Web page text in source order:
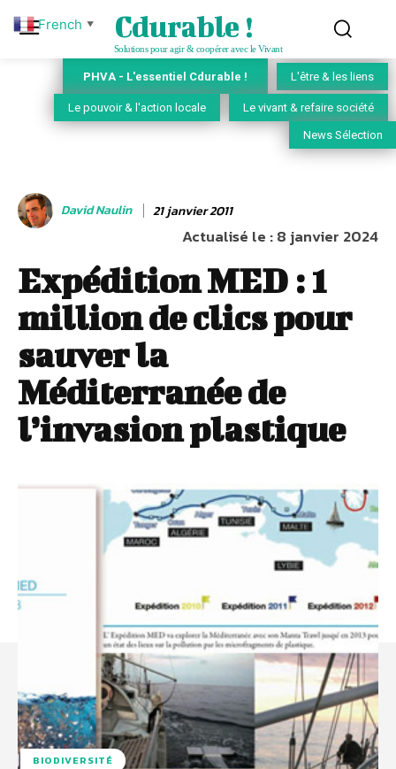
Cdurable !
Solutions pour agir & coopérer avec le Vivant
PHVA - L'essentiel Cdurable ! L'être & les liens
Le pouvoir & l'action locale Le vivant & refaire société
News Sélection
David Naulin 21 janvier 2011
Actualisé le :8 janvier 2024
Expédition MED : 1
million de clics pour
sauver la
Méditerranée de
l’invasion plastique
BIODIVERSITÉ
French ▼